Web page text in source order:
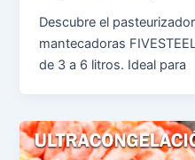
Descubre el
mantecadoras
de 3 a 6 litros. Ideal para